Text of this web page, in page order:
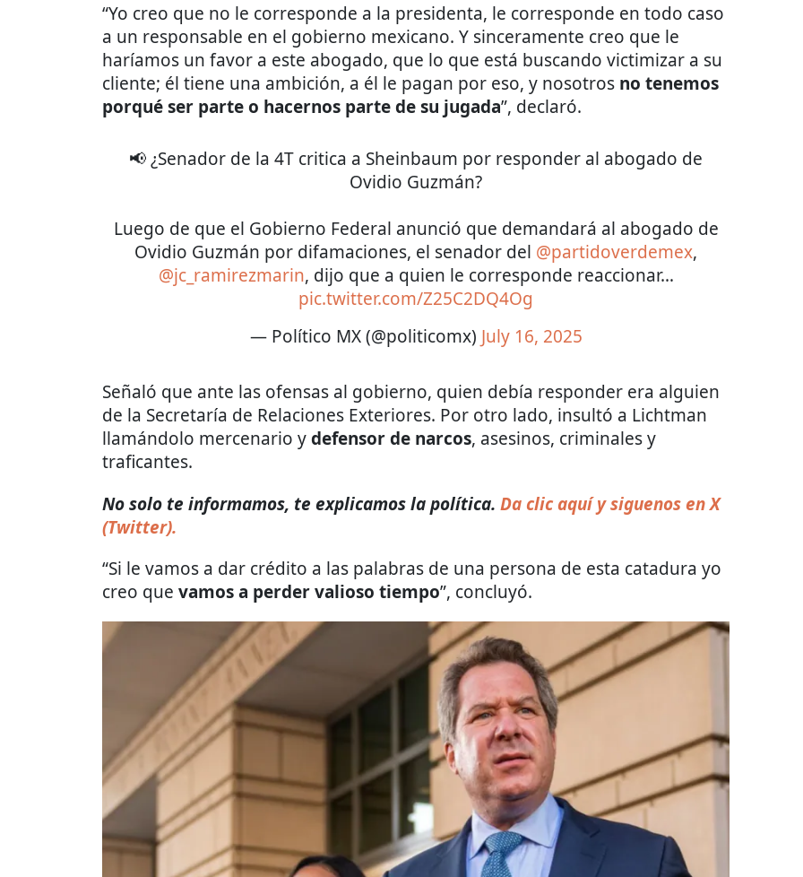
“Yo creo que no le corresponde a la presidenta, le corresponde en todo caso
a un responsable en el gobierno mexicano. Y sinceramente creo que le
haríamos un favor a este abogado, que lo que está buscando victimizar a su
cliente; él tiene una ambición, a él le pagan por eso, y nosotros no tenemos
porqué ser parte o hacernos parte de su jugada”, declaró.
📢 ¿Senador de la 4T critica a Sheinbaum por responder al abogado de
Ovidio Guzmán?
Luego de que el Gobierno Federal anunció que demandará al abogado de
Ovidio Guzmán por difamaciones, el senador del @partidoverdemex,
@jc_ramirezmarin, dijo que a quien le corresponde reaccionar…
pic.twitter.com/Z25C2DQ4Og
— Político MX (@politicomx) July 16, 2025
Señaló que ante las ofensas al gobierno, quien debía responder era alguien
de la Secretaría de Relaciones Exteriores. Por otro lado, insultó a Lichtman
llamándolo mercenario ydefensor de narcos, asesinos, criminales y
traficantes.
No solo te informamos, te explicamos la política. Da clic aquí y siguenos en X
(Twitter).
“Si le vamos a dar crédito a las palabras de una persona de esta catadura yo
creo que vamos a perder valioso tiempo”, concluyó.